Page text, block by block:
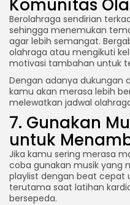
Komunitas
Berolahraga sendirian
sehingga menemukan
agar lebih semangat.
olahraga atau mengikuti
motivasi tambahan untuk
Dengan adanya dukungan
kamu akan merasa lebih
melewatkan jadwal
7. Gunakan
untuk
Jika kamu sering merasa
coba gunakan musik yang
playlist dengan beat cepat
terutama saat latihan
bersepeda.